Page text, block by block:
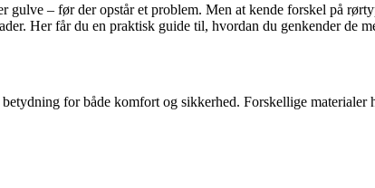
– før der opstår et problem. Men at kende forskel på
Her får du en praktisk guide til, hvordan du genkender de
for både komfort og sikkerhed. Forskellige